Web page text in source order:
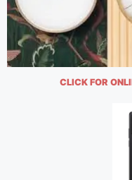
CLICK FOR